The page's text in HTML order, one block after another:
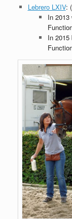
Lebrero LXIV:
In 2013
In 2015